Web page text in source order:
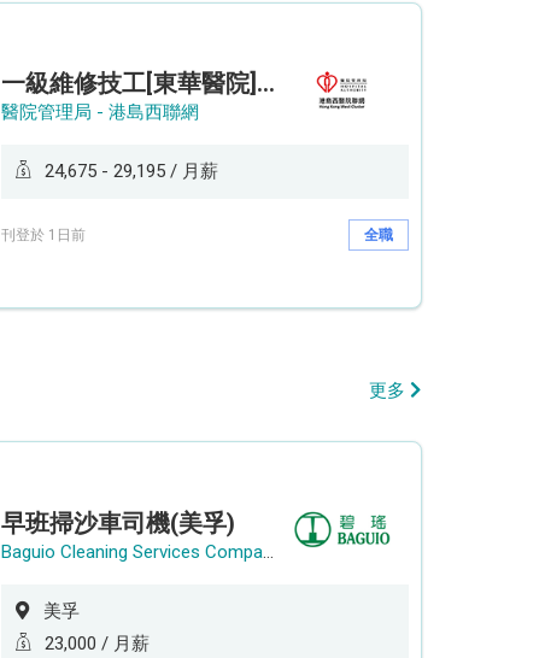
一級維修技工[東華醫院] - (參考編號: HKIC202608103)
醫院管理局 - 港島西聯網
24,675 - 29,195 / 月薪
刊登於 1日前 全職
更多
早班掃沙車司機(美孚)
Baguio Cleaning Services Company Limited
美孚
23,000 / 月薪